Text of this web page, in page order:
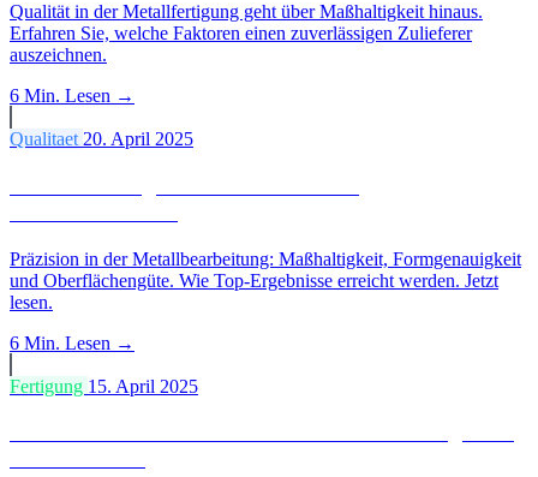
Qualität in der Metallfertigung geht über Maßhaltigkeit hinaus.
Erfahren Sie, welche Faktoren einen zuverlässigen Zulieferer
auszeichnen.
6 Min. Lesen →
Qualitaet 20. April 2025
Präzision in der Metallbearbeitung: Maßhaltigkeit, Formgenauigkeit
und Oberflächengüte. Wie Top-Ergebnisse erreicht werden. Jetzt
lesen.
6 Min. Lesen →
Fertigung 15. April 2025